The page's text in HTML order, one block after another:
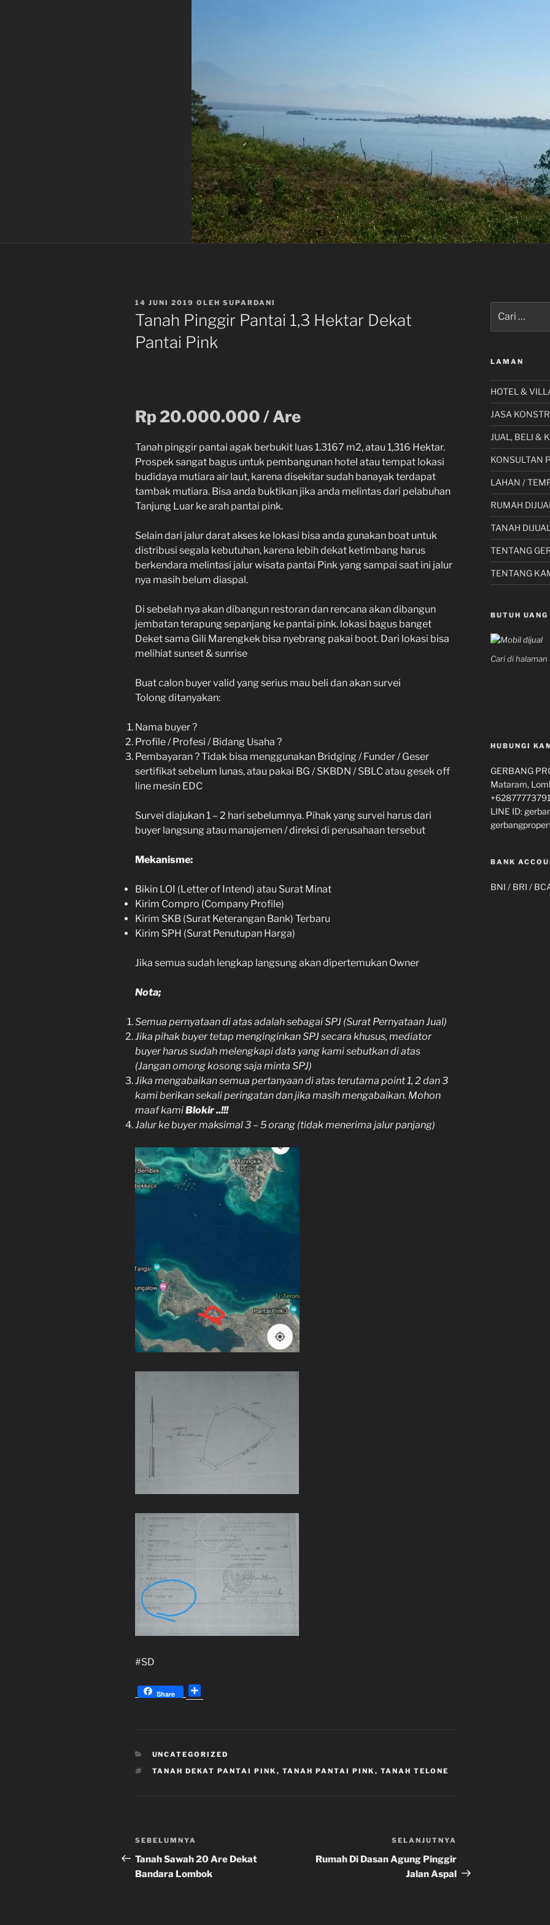
DIPOSKAN
PADA
14 JUNI 2019 OLEH SUPARDANI
Tanah Pinggir Pantai 1,3 Hektar Dekat
Pantai Pink
Rp 20.000.000 / Are
Tanah pinggir pantai agak berbukit luas 1.3167 m2, atau 1,316 Hektar.
Prospek sangat bagus untuk pembangunan hotel atau tempat lokasi
budidaya mutiara air laut, karena disekitar sudah banayak terdapat
tambak mutiara. Bisa anda buktikan jika anda melintas dari pelabuhan
Tanjung Luar ke arah pantai pink.
Selain dari jalur darat akses ke lokasi bisa anda gunakan boat untuk
distribusi segala kebutuhan, karena lebih dekat ketimbang harus
berkendara melintasi jalur wisata pantai Pink yang sampai saat ini jalur
nya masih belum diaspal.
Di sebelah nya akan dibangun restoran dan rencana akan dibangun
jembatan terapung sepanjang ke pantai pink. lokasi bagus banget
Deket sama Gili Marengkek bisa nyebrang pakai boot. Dari lokasi bisa
melihiat sunset & sunrise
Buat calon buyer valid yang serius mau beli dan akan survei
Tolong ditanyakan:
Nama buyer ?
Profile / Profesi / Bidang Usaha ?
Pembayaran ? Tidak bisa menggunakan Bridging / Funder / Geser
sertifikat sebelum lunas, atau pakai BG / SKBDN / SBLC atau gesek off
line mesin EDC
Survei diajukan 1 – 2 hari sebelumnya. Pihak yang survei harus dari
buyer langsung atau manajemen / direksi di perusahaan tersebut
Mekanisme:
Bikin LOI (Letter of Intend) atau Surat Minat
Kirim Compro (Company Profile)
Kirim SKB (Surat Keterangan Bank) Terbaru
Kirim SPH (Surat Penutupan Harga)
Jika semua sudah lengkap langsung akan dipertemukan Owner
Nota;
Semua pernyataan di atas adalah sebagai SPJ (Surat Pernyataan Jual)
Jika pihak buyer tetap menginginkan SPJ secara khusus, mediator
buyer harus sudah melengkapi data yang kami sebutkan di atas
(Jangan omong kosong saja minta SPJ)
Jika mengabaikan semua pertanyaan di atas terutama point 1, 2 dan 3
kami berikan sekali peringatan dan jika masih mengabaikan. Mohon
maaf kamiBlokir ..!!!
Jalur ke buyer maksimal 3 – 5 orang (tidak menerima jalur panjang)
#SD
Share
h
KATEGORI
UNCATEGORIZED
TAG
TANAH DEKAT PANTAI PINK , TANAH PANTAI PINK , TANAH TELONE
Navigasi
pos
Pos
Sebelumnya
SEBELUMNYA
Tanah Sawah 20 Are Dekat
Bandara Lombok
Selanjutnya
SELANJUTNYA
Rumah Di Dasan Agung Pinggir
Jalan Aspal
untuk:
LAMAN
HOTEL &
JASA
JUAL, BELI &
KONSULTAN
LAHAN /
RUMAH
TANAH
TENTANG
TENTANG
BUTUH UANG
Cari di
HUBUNGI
GERBANG
Mataram,
LINE ID:
BANK
BNI / BRI /